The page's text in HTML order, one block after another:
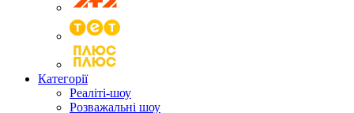
Категорії
Реаліті-шоу
Розважальні шоу